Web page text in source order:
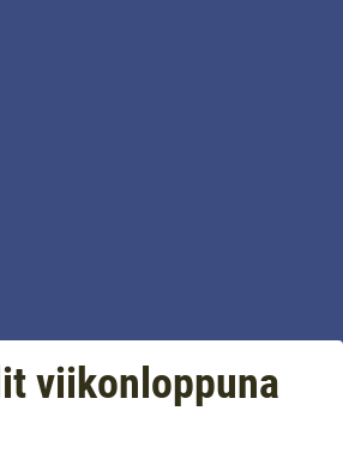
viikonloppuna